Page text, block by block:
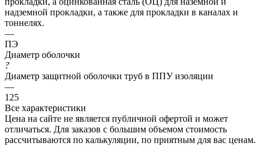
надземной прокладки, а также для прокладки в каналах и
тоннелях.
—
ПЭ
Диаметр оболочки
?
Диаметр защитной оболочки труб в ППУ изоляции
—
125
Все характеристики
Цена на сайте не является публичной офертой и может
отличаться. Для заказов с большим объемом стоимость
рассчитываются по калькуляции, по приятным для вас ценам.